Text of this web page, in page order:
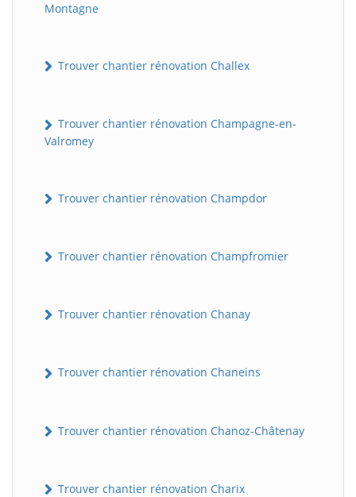
Montagne
Trouver chantier rénovation Challex
Trouver chantier rénovation Champagne-en-
Valromey
Trouver chantier rénovation Champdor
Trouver chantier rénovation Champfromier
Trouver chantier rénovation Chanay
Trouver chantier rénovation Chaneins
Trouver chantier rénovation Chanoz-Châtenay
Trouver chantier rénovation Charix